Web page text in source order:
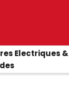
Electriques &